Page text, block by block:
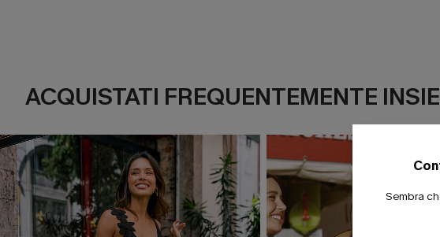
ACQUISTATI FREQUENTEMENTE
Sembra